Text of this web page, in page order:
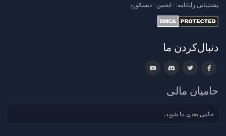
پشتیبانی رایانامه: · انجمن · دیسکورد
دنبال‌کردن ما
حامیان مالی
حامی بعدی ما شوید.